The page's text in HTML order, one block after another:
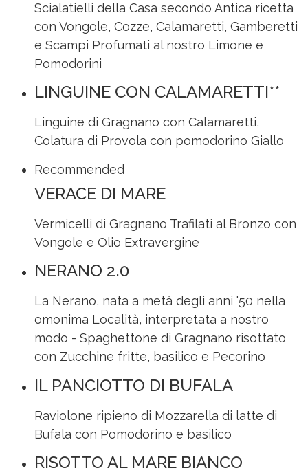
Scialatielli della Casa secondo Antica ricetta
con Vongole, Cozze, Calamaretti, Gamberetti
e Scampi Profumati al nostro Limone e
Pomodorini
LINGUINE CON CALAMARETTI**
Linguine di Gragnano con Calamaretti,
Colatura di Provola con pomodorino Giallo
Recommended
VERACE DI MARE
Vermicelli di Gragnano Trafilati al Bronzo con
Vongole e Olio Extravergine
NERANO 2.0
La Nerano, nata a metà degli anni '50 nella
omonima Località, interpretata a nostro
modo - Spaghettone di Gragnano risottato
con Zucchine fritte, basilico e Pecorino
IL PANCIOTTO DI BUFALA
Raviolone ripieno di Mozzarella di latte di
Bufala con Pomodorino e basilico
RISOTTO AL MARE BIANCO